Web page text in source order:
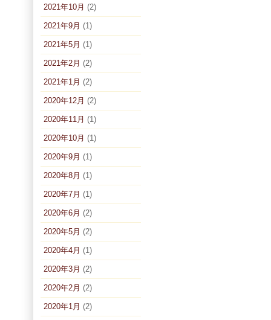
2021年10月 (2)
2021年9月 (1)
2021年5月 (1)
2021年2月 (2)
2021年1月 (2)
2020年12月 (2)
2020年11月 (1)
2020年10月 (1)
2020年9月 (1)
2020年8月 (1)
2020年7月 (1)
2020年6月 (2)
2020年5月 (2)
2020年4月 (1)
2020年3月 (2)
2020年2月 (2)
2020年1月 (2)